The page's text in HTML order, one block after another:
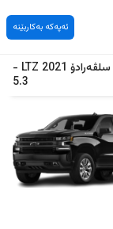
ئەپەکە بەکاربێنە
سلڤەرادۆ 2021
LTZ
-
5.3